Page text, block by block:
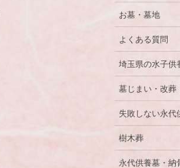
お墓・墓地
よくある質問
埼玉県の水子供
墓じまい・改葬
失敗しない永代
樹木葬
永代供養墓・納